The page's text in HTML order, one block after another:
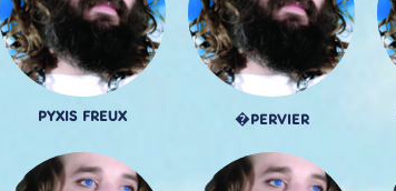
PYXIS FREUX �PERVIER